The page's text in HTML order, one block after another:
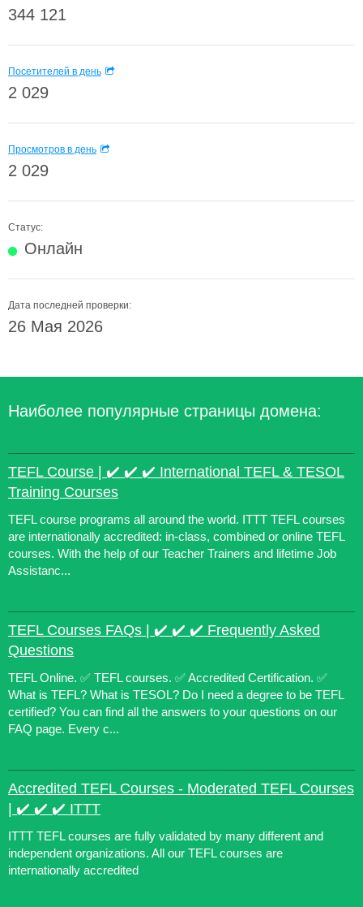
344 121
Посетителей в день
2 029
Просмотров в день
2 029
Статус:
Онлайн
Дата последней проверки:
26 Мая 2026
Наиболее популярные страницы домена:
TEFL Course | ✔️ ✔️ ✔️ International TEFL & TESOL
Training Courses
TEFL course programs all around the world. ITTT TEFL courses
are internationally accredited: in-class, combined or online TEFL
courses. With the help of our Teacher Trainers and lifetime Job
Assistanc...
TEFL Courses FAQs | ✔️ ✔️ ✔️ Frequently Asked
Questions
TEFL Online. ✅ TEFL courses. ✅ Accredited Certification. ✅
What is TEFL? What is TESOL? Do I need a degree to be TEFL
certified? You can find all the answers to your questions on our
FAQ page. Every c...
Accredited TEFL Courses - Moderated TEFL Courses
| ✔️ ✔️ ✔️ ITTT
ITTT TEFL courses are fully validated by many different and
independent organizations. All our TEFL courses are
internationally accredited